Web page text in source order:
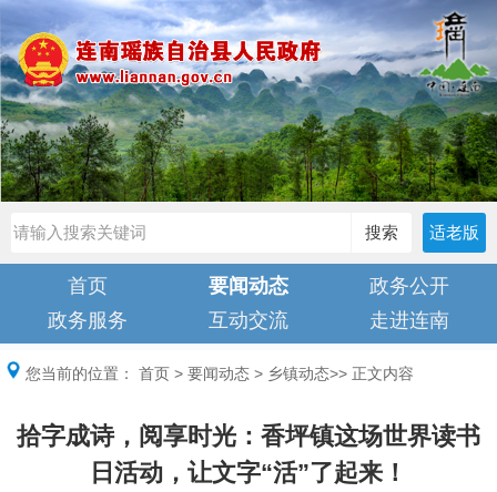
搜索 适老版
首页 要闻动态
政务公开
政务服务
互动交流 走进连南
您当前的位置： 首页 > 要闻动态 > 乡镇动态>> 正文内容
拾字成诗，阅享时光：香坪镇这场世界读书
日活动，让文字“活”了起来！